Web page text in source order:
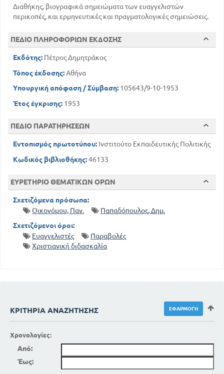
Διαθήκης, βιογραφικά σημειώματα των ευαγγελιστών
περικοπές, και ερμηνευτικές και πραγματολογικές σημειώσεις.
ΠΕΔΙΟ ΠΛΗΡΟΦΟΡΙΩΝ ΕΚΔΟΣΗΣ
Εκδότης: Πέτρος Δημητράκος
Τόπος έκδοσης:Αθήνα
Υπουργική απόφαση / Σύμβαση: 105643/9-10-1953
Έτος έγκρισης: 1953
ΠΕΔΙΟ ΠΑΡΑΤΗΡΗΣΕΩΝ
Εντοπισμός πρωτοτύπου: Ινστιτούτο Εκπαιδευτικής Πολιτικής
Κωδικός βιβλιοθήκης:46133
ΕΥΡΕΤΗΡΙΟ ΘΕΜΑΤΙΚΩΝ ΟΡΩΝ
Σχετιζόμενα πρόσωπα:
Οικονόμου, Παν.
Παπαδόπουλος, Δημ.
Σχετιζόμενοι όροι:
Ευαγγελιστές
Παραβολές
Χριστιανική διδασκαλία
ΚΡΙΤΉΡΙΑ ΑΝΑΖΉΤΗΣΗΣ
Χρονολογίες:
Από:
Έως: